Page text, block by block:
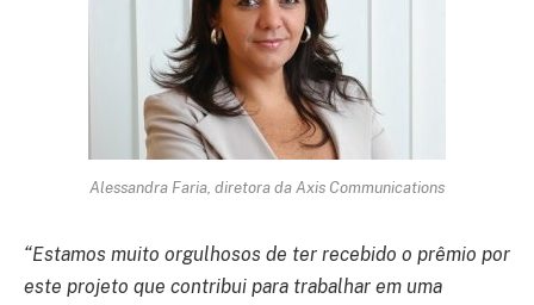
Alessandra Faria, diretora da Axis Communications
“Estamos muito orgulhosos de ter recebido o prêmio por
este projeto que contribui para trabalhar em uma